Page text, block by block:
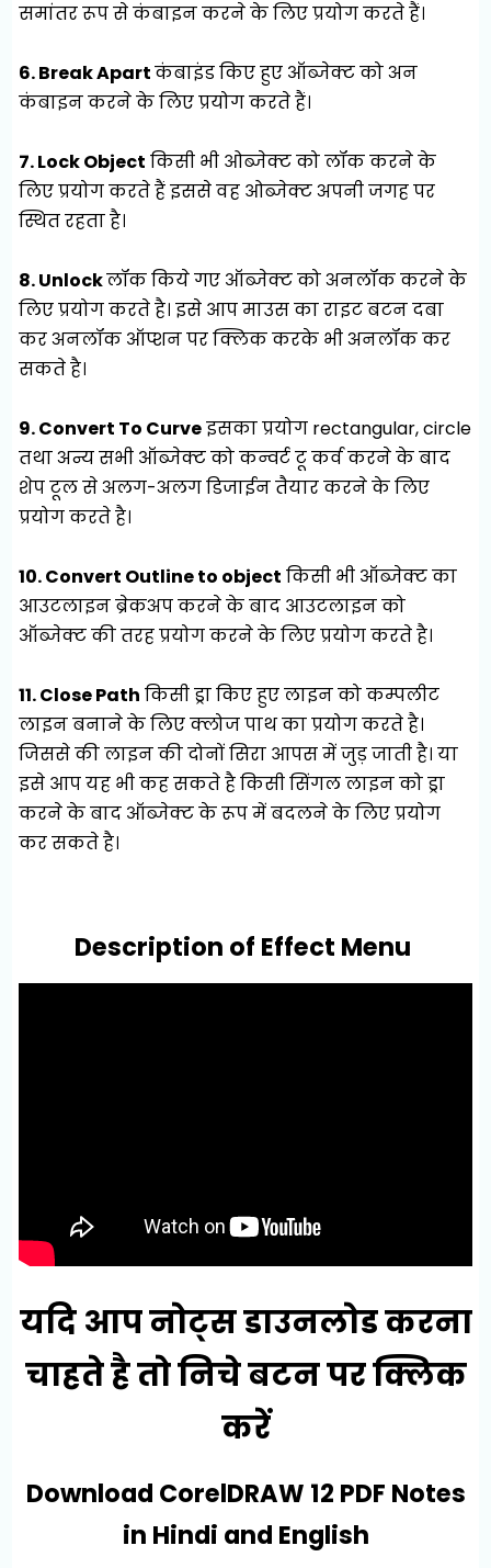
समांतर रूप से कंबाइन करने के लिए प्रयोग करते हैं।
6. Break Apartकंबाइंड किए हुए ऑब्जेक्ट को अन
कंबाइन करने के लिए प्रयोग करते हैं।
7. Lock Object किसी भी ओब्जेक्ट को लॉक करने के
लिए प्रयोग करते हैं इससे वह ओब्जेक्ट अपनी जगह पर
स्थित रहता है।
8. Unlockलॉक किये गए ऑब्जेक्ट को अनलॉक करने के
लिए प्रयोग करते है। इसे आप माउस का राइट बटन दबा
कर अनलॉक ऑप्शन पर क्लिक करके भी अनलॉक कर
सकते है।
9. Convert To Curveइसका प्रयोग rectangular, circle
तथा अन्य सभी ऑब्जेक्ट को कन्वर्ट टू कर्व करने के बाद
शेप टूल से अलग-अलग डिजाईन तैयार करने के लिए
प्रयोग करते है।
10. Convert Outline to object किसी भी ऑब्जेक्ट का
आउटलाइन ब्रेकअप करने के बाद आउटलाइन को
ऑब्जेक्ट की तरह प्रयोग करने के लिए प्रयोग करते है।
11. Close Path किसी ड्रा किए हुए लाइन को कम्पलीट
लाइन बनाने के लिए क्लोज पाथ का प्रयोग करते है।
जिससे की लाइन की दोनों सिरा आपस में जुड़ जाती है। या
इसे आप यह भी कह सकते है किसी सिंगल लाइन को ड्रा
करने के बाद ऑब्जेक्ट के रूप में बदलने के लिए प्रयोग
कर सकते है।
Description of Effect Menu
यदि आप नोट्स डाउनलोड करना
चाहते है तो निचे बटन पर क्लिक
करें
Download CorelDRAW 12 PDF Notes
in Hindi and English